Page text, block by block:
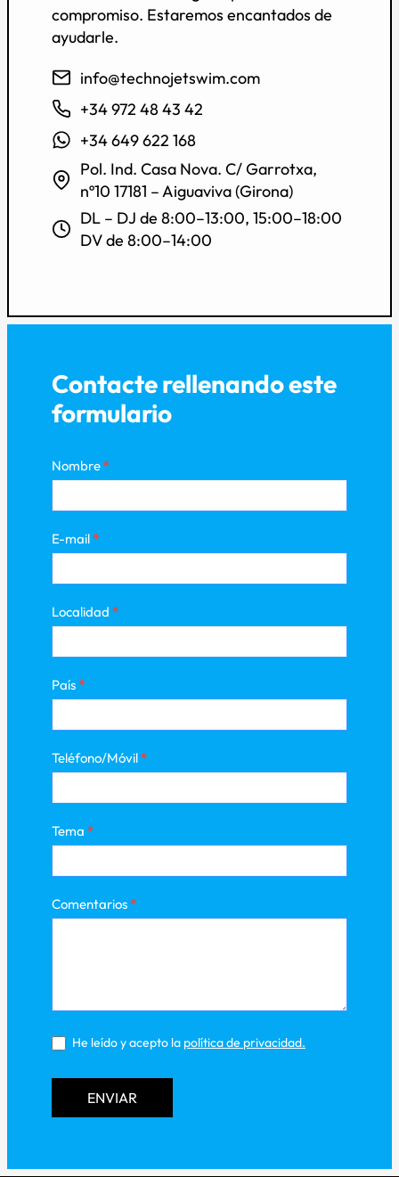
compromiso. Estaremos encantados de
ayudarle.
info@technojetswim.com
+34 972 48 43 42
+34 649 622 168
Pol. Ind. Casa Nova. C/ Garrotxa,
nº10 17181 – Aiguaviva (Girona)
DL – DJ de 8:00–13:00, 15:00–18:00
DV de 8:00–14:00
Contacte rellenando este
formulario
Nombre*
E-mail*
Localidad *
País*
Teléfono/Móvil*
Tema *
Comentarios*
He leído y acepto la política de privacidad.